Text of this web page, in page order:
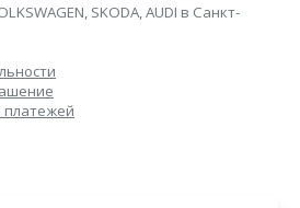
SKODA, AUDI в Санкт-
платежей